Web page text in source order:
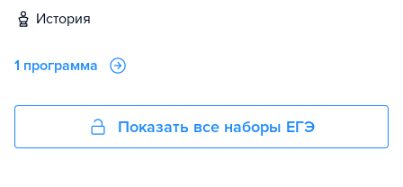
история
1 программа
Показать все наборы ЕГЭ